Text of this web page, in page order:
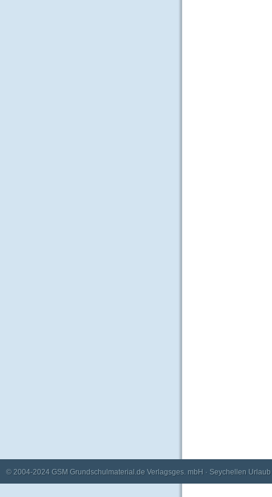
© 2004-2024 GSM Grundschulmaterial.de Verlagsges. mbH · Seychellen Urlaub